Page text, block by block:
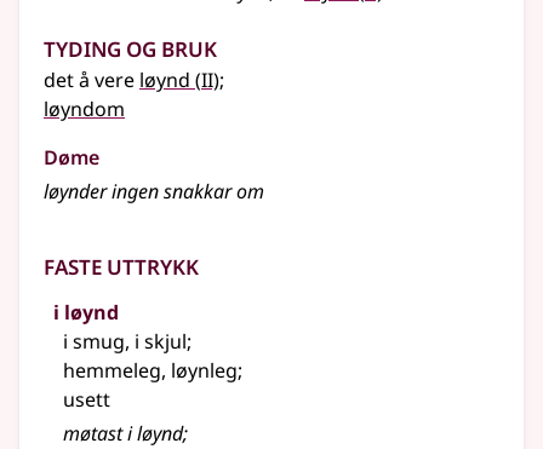
Tyding og bruk
det å vere løynd (2
II);
løyndom
Døme
løynder ingen snakkar om
Faste uttrykk
i løynd
i smug, i skjul;
hemmeleg, løynleg;
usett
møtast i løynd;